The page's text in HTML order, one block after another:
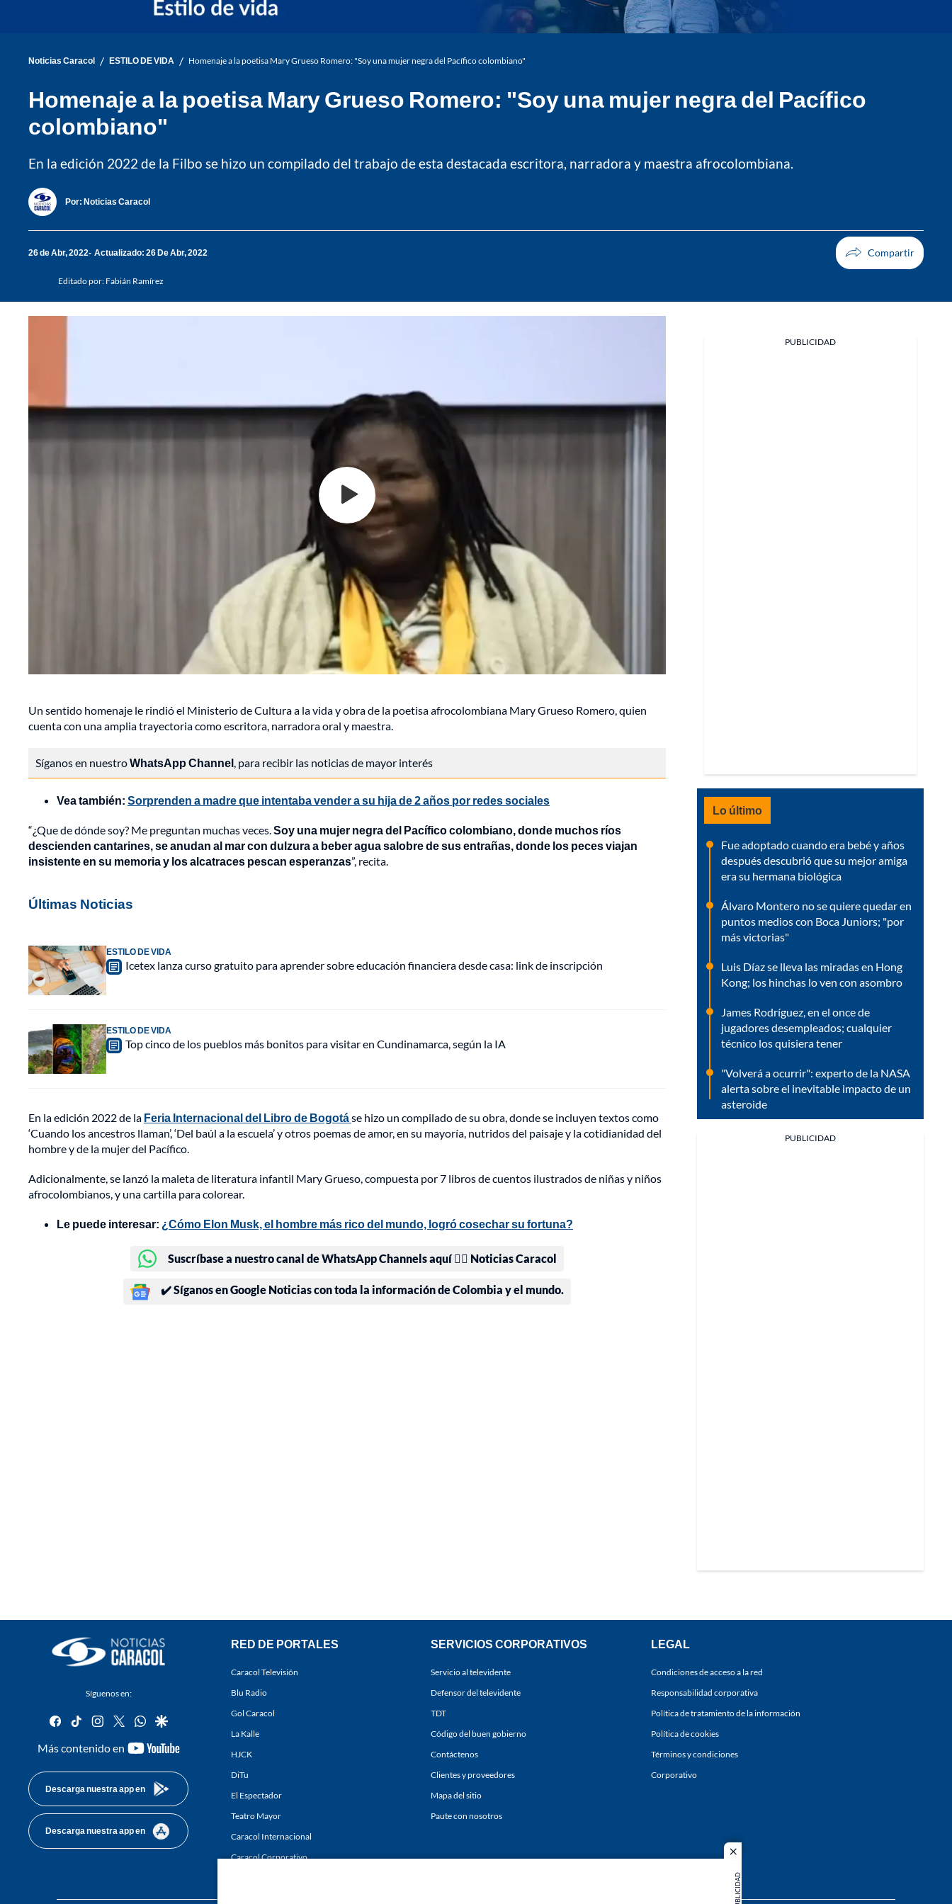
close
PUBLICIDAD
Noticias Caracol / ESTILO DE VIDA / Homenaje a la poetisa Mary Grueso Romero: "Soy una mujer negra del Pacífico colombiano"
Homenaje a la poetisa Mary Grueso Romero: "Soy una mujer negra del Pacífico
colombiano"
En la edición 2022 de la Filbo se hizo un compilado del trabajo de esta destacada escritora, narradora y maestra afrocolombiana.
Por: Noticias Caracol
26 de Abr, 2022 Actualizado: 26 De Abr, 2022
Editado por: Fabián Ramírez
Un sentido homenaje le rindió el Ministerio de Cultura a la vida y obra de la poetisa afrocolombiana Mary Grueso Romero, quien
cuenta con una amplia trayectoria como escritora, narradora oral y maestra.
Síganos en nuestroWhatsApp Channel, para recibir las noticias de mayor interés
Vea también: Sorprenden a madre que intentaba vender a su hija de 2 años por redes sociales
“¿Que de dónde soy? Me preguntan muchas veces.Soy una mujer negra del Pacífico colombiano, donde muchos ríos
descienden cantarines, se anudan al mar con dulzura a beber agua salobre de sus entrañas, donde los peces viajan
insistente en su memoria y los alcatraces pescan esperanzas”, recita.
Últimas Noticias
ESTILO DE VIDA
Icetex lanza curso gratuito para aprender sobre educación financiera desde casa: link de inscripción
ESTILO DE VIDA
Top cinco de los pueblos más bonitos para visitar en Cundinamarca, según la IA
En la edición 2022 de la Feria Internacional del Libro de Bogotáse hizo un compilado de su obra, donde se incluyen textos como
‘Cuando los ancestros llaman’, ‘Del baúl a la escuela’ y otros poemas de amor, en su mayoría, nutridos del paisaje y la cotidianidad del
hombre y de la mujer del Pacífico.
Adicionalmente, se lanzó la maleta de literatura infantil Mary Grueso, compuesta por 7 libros de cuentos ilustrados de niñas y niños
afrocolombianos, y una cartilla para colorear.
Le puede interesar: ¿Cómo Elon Musk, el hombre más rico del mundo, logró cosechar su fortuna?
Suscríbase a nuestro canal de WhatsApp Channels aquí 👉🏻 Noticias Caracol
✔️ Síganos en Google Noticias con toda la información de Colombia y el mundo.
PUBLICIDAD
Lo último
Fue adoptado cuando era bebé y años
después descubrió que su mejor amiga
era su hermana biológica
Álvaro Montero no se quiere quedar en
puntos medios con Boca Juniors; "por
más victorias"
Luis Díaz se lleva las miradas en Hong
Kong; los hinchas lo ven con asombro
James Rodríguez, en el once de
jugadores desempleados; cualquier
técnico los quisiera tener
"Volverá a ocurrir": experto de la NASA
alerta sobre el inevitable impacto de un
asteroide
PUBLICIDAD
Síguenos en:
facebook
tiktok instagram
twitterwhatsapp
google
Más contenido en
youtube-
Descarga nuestra app en
Descarga nuestra app en
RED DE PORTALES
Caracol Televisión
Blu Radio
Gol Caracol
La Kalle
HJCK
DiTu
El Espectador
Teatro Mayor
Caracol Internacional
Caracol Corporativo
SERVICIOS CORPORATIVOS
Servicio al televidente
Defensor del televidente
TDT
Código del buen gobierno
Contáctenos
Clientes y proveedores
Mapa del sitio
Paute con nosotros
LEGAL
Condiciones de acceso a la red
Responsabilidad corporativa
Política de tratamiento de la información
Política de cookies
Términos y condiciones
Corporativo